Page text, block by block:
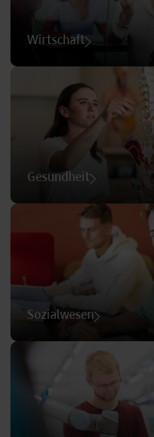
Wirtschaft
Gesundheit
Sozialwesen